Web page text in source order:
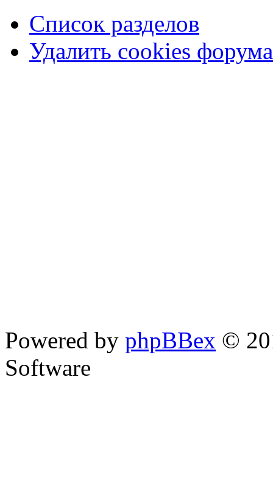
Список разделов
Удалить cookies форума
Powered by phpBBex ©
Software